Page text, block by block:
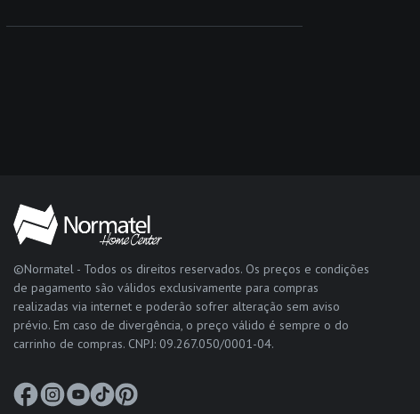
©Normatel - Todos os direitos reservados. Os preços e condições
de pagamento são válidos exclusivamente para compras
realizadas via internet e poderão sofrer alteração sem aviso
prévio. Em caso de divergência, o preço válido é sempre o do
carrinho de compras. CNPJ: 09.267.050/0001-04.